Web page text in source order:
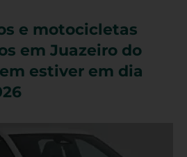
e motocicletas
em Juazeiro do
estiver em dia